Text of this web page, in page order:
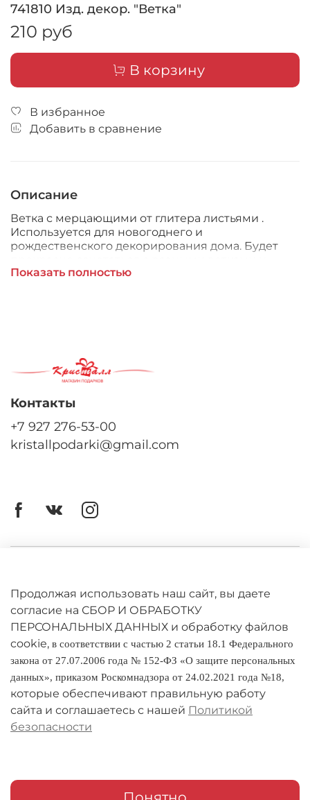
741810 Изд. декор. "Ветка"
210 руб
В корзину
В избранное
Добавить в сравнение
Описание
Ветка с мерцающими от глитера листьями .
Используется для новогоднего и
рождественского декорирования дома. Будет
цветами в интерьерных композициях и на елке.
Показать полностью
Оферта
Политика конфиденциальности
Оплата и доставка
Условия обмена и возврата
Реквизиты
Контакты
+7 927 276-53-00
kristallpodarki@gmail.com
Продолжая использовать наш сайт, вы даете
согласие на СБОР И ОБРАБОТКУ
ПЕРСОНАЛЬНЫХ ДАННЫХ и обработку файлов
cookie, в соответствии с частью 2 статьи 18.1 Федерального
закона от 27.07.2006 года № 152-ФЗ «О защите персональных
данных», приказом Роскомнадзора от 24.02.2021 года №18,
которые обеспечивают правильную работу
сайта и соглашаетесь с нашей Политикой
безопасности